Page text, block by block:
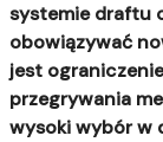
systemie draftu
obowiązywać
jest
przegrywania
wysoki wybór w